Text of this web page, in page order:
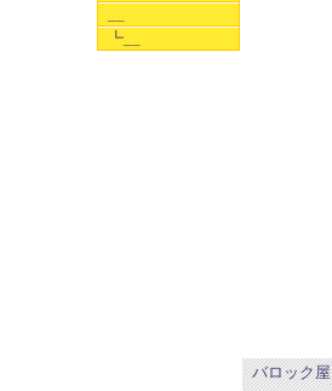
┗__
バロック屋